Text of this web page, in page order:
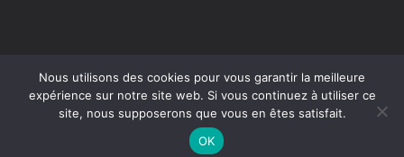
Copyright © 2026 Sanctuaire Notre-Dame de Bon-Secours
Nous utilisons des cookies pour vous garantir la meilleure
expérience sur notre site web. Si vous continuez à utiliser ce
site, nous supposerons que vous en êtes satisfait.
OK